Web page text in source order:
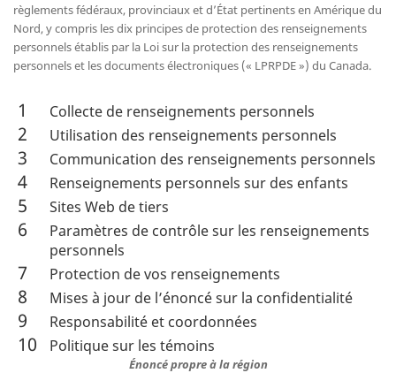
règlements fédéraux, provinciaux et d’État pertinents en Amérique du
Nord, y compris les dix principes de protection des renseignements
personnels établis par la Loi sur la protection des renseignements
personnels et les documents électroniques (« LPRPDE ») du Canada.
Collecte de renseignements personnels
Utilisation des renseignements personnels
Communication des renseignements personnels
Renseignements personnels sur des enfants
Sites Web de tiers
Paramètres de contrôle sur les renseignements
personnels
Protection de vos renseignements
Mises à jour de l’énoncé sur la confidentialité
Responsabilité et coordonnées
Politique sur les témoins
Énoncé propre à la région